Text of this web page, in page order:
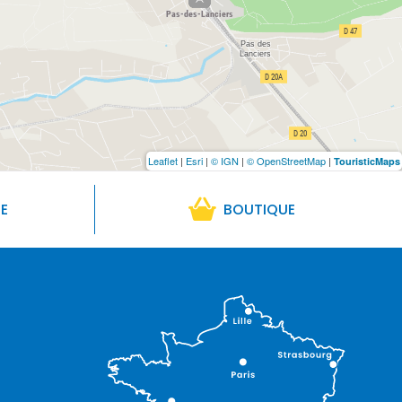
Leaflet | Esri | © IGN | © OpenStreetMap | TouristicMaps
BOUTIQUE